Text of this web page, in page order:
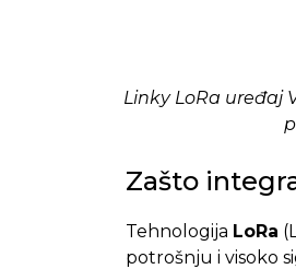
Linky LoRa uređaj
Zašto
Tehnologija LoRa
potrošnju i visoko